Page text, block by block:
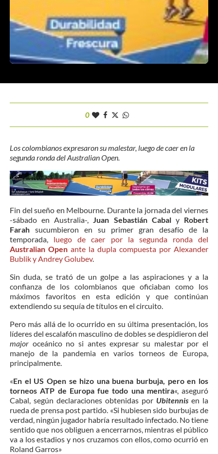
0
Los colombianos expresaron su malestar, luego de caer en la
segunda ronda del Australian Open.
Fin del sueño en Melbourne. Durante la jornada del viernes
-sábado en Australia-,
Juan Sebastián Cabaly Robert
Farah sucumbieron en su primer gran desafío de la
temporada, luego de caer por la segunda ronda del
Australian Open ante la dupla compuesta por Alexander
Bublik y Andrey Golubev.
Sin duda, se trató de un golpe a las aspiraciones y a la
confianza de los colombianos que oficiaban como los
máximos favoritos en esta edición y que continúan
extendiendo su sequía de títulos en el circuito.
Pero más allá de lo ocurrido en su última presentación, los
líderes del escalafón masculino de dobles se despidieron del
major oceánico no si antes expresar su malestar por el
manejo de la pandemia en varios torneos de Europa,
principalmente.
«En el US Open se hizo una buena burbuja, pero en los
torneos ATP de Europa fue todo una mentira«, aseguró
Cabal, según declaraciones obtenidas por Ubitennis en la
rueda de prensa post partido. «Si hubiesen sido burbujas de
verdad, ningún jugador habría resultado infectado. No tiene
sentido que nos obliguen a encerrarnos, mientras el público
va a los estadios y nos cruzamos con ellos, como ocurrió en
Roland Garros»